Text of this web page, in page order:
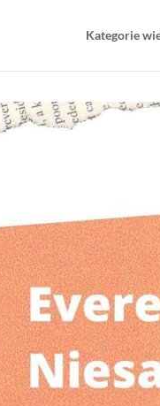
Kategorie